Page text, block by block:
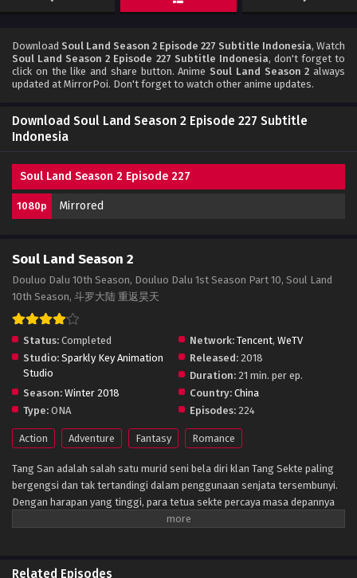
Download Soul Land Season 2 Episode 227 Subtitle Indonesia, Watch
Soul Land Season 2 Episode 227 Subtitle Indonesia, don't forget to
click on the like and share button. Anime Soul Land Season 2 always
updated at MirrorPoi. Don't forget to watch other anime updates.
Download Soul Land Season 2 Episode 227 Subtitle
Indonesia
Soul Land Season 2 Episode 227
1080p Mirrored
Soul Land Season 2
Douluo Dalu 10th Season, Douluo Dalu 1st Season Part 10, Soul Land
10th Season, 斗罗大陆 重返昊天
Status: Completed Network: Tencent, WeTV
Studio: Sparkly Key Animation
Studio
Released: 2018
Duration: 21 min. per ep.
Season: Winter 2018 Country: China
Type: ONA Episodes: 224
Action Adventure Fantasy Romance
Tang San adalah salah satu murid seni bela diri klan Tang Sekte paling
bergengsi dan tak tertandingi dalam penggunaan senjata tersembunyi.
Dengan harapan yang tinggi, para tetua sekte percaya masa depannya
akan cerah; namun Tang memilih untuk meninggalkan kehidupan ini
pengetahuannya, tidak melihat alasan untuk terus hidup dan melompat
Related Episodes